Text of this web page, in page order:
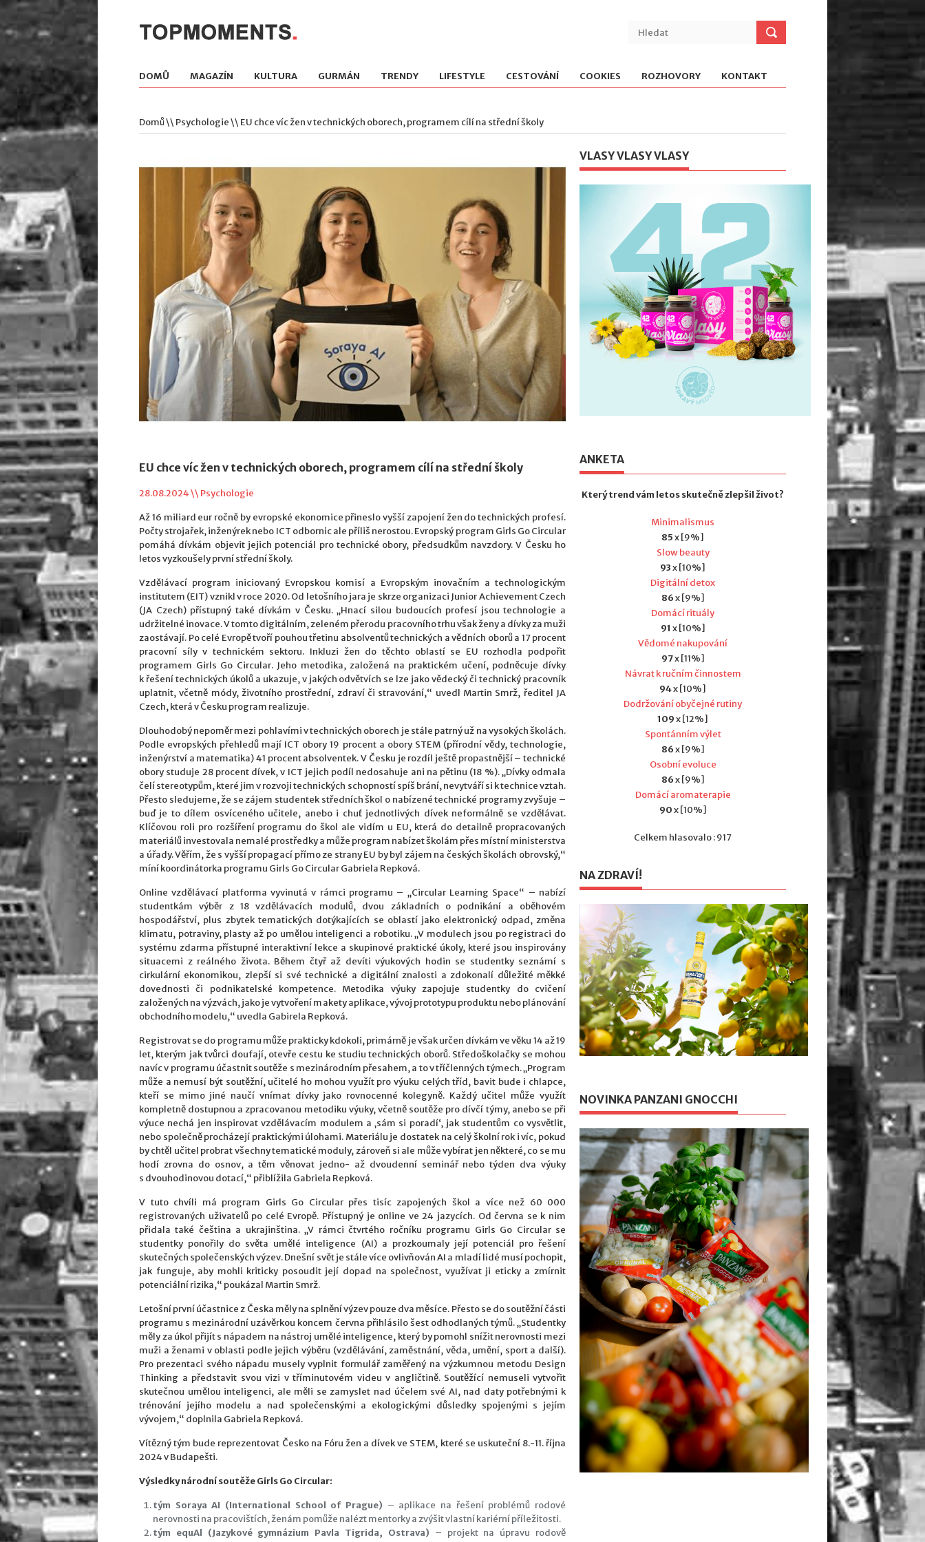
DOMŮ MAGAZÍN KULTURA GURMÁN TRENDY LIFESTYLE CESTOVÁNÍ COOKIES ROZHOVORY KONTAKT
Domů\\ Psychologie\\ EU chce víc žen v technických oborech, programem cílí na střední školy
EU chce víc žen v technických oborech, programem cílí na střední školy
28.08.2024 \\ Psychologie
Až 16 miliard eur ročně by evropské ekonomice přineslo vyšší zapojení žen do technických profesí.
Počty strojařek, inženýrek nebo ICT odbornic ale příliš nerostou. Evropský program Girls Go Circular
pomáhá dívkám objevit jejich potenciál pro technické obory, předsudkům navzdory. V Česku ho
letos vyzkoušely první střední školy.
Vzdělávací program iniciovaný Evropskou komisí a Evropským inovačním a technologickým
institutem (EIT) vznikl v roce 2020. Od letošního jara je skrze organizaci Junior Achievement Czech
(JA Czech) přístupný také dívkám v Česku. „Hnací silou budoucích profesí jsou technologie a
udržitelné inovace. V tomto digitálním, zeleném přerodu pracovního trhu však ženy a dívky za muži
zaostávají. Po celé Evropě tvoří pouhou třetinu absolventů technických a vědních oborů a 17 procent
pracovní síly v technickém sektoru. Inkluzi žen do těchto oblastí se EU rozhodla podpořit
programem Girls Go Circular. Jeho metodika, založená na praktickém učení, podněcuje dívky
k řešení technických úkolů a ukazuje, v jakých odvětvích se lze jako vědecký či technický pracovník
uplatnit, včetně módy, životního prostřední, zdraví či stravování,“ uvedl Martin Smrž, ředitel JA
Czech, která v Česku program realizuje.
Dlouhodobý nepoměr mezi pohlavími v technických oborech je stále patrný už na vysokých školách.
Podle evropských přehledů mají ICT obory 19 procent a obory STEM (přírodní vědy, technologie,
inženýrství a matematika) 41 procent absolventek. V Česku je rozdíl ještě propastnější – technické
obory studuje 28 procent dívek, v ICT jejich podíl nedosahuje ani na pětinu (18 %). „Dívky odmala
čelí stereotypům, které jim v rozvoji technických schopností spíš brání, nevytváří si k technice vztah.
Přesto sledujeme, že se zájem studentek středních škol o nabízené technické programy zvyšuje –
buď je to dílem osvíceného učitele, anebo i chuť jednotlivých dívek neformálně se vzdělávat.
Klíčovou roli pro rozšíření programu do škol ale vidím u EU, která do detailně propracovaných
materiálů investovala nemalé prostředky a může program nabízet školám přes místní ministerstva
a úřady. Věřím, že s vyšší propagací přímo ze strany EU by byl zájem na českých školách obrovský,“
míní koordinátorka programu Girls Go Circular Gabriela Repková.
Online vzdělávací platforma vyvinutá v rámci programu – „Circular Learning Space“ – nabízí
studentkám výběr z 18 vzdělávacích modulů, dvou základních o podnikání a oběhovém
hospodářství, plus zbytek tematických dotýkajících se oblastí jako elektronický odpad, změna
klimatu, potraviny, plasty až po umělou inteligenci a robotiku. „V modulech jsou po registraci do
systému zdarma přístupné interaktivní lekce a skupinové praktické úkoly, které jsou inspirovány
situacemi z reálného života. Během čtyř až devíti výukových hodin se studentky seznámí s
cirkulární ekonomikou, zlepší si své technické a digitální znalosti a zdokonalí důležité měkké
dovednosti či podnikatelské kompetence. Metodika výuky zapojuje studentky do cvičení
založených na výzvách, jako je vytvoření makety aplikace, vývoj prototypu produktu nebo plánování
obchodního modelu,“ uvedla Gabirela Repková.
Registrovat se do programu může prakticky kdokoli, primárně je však určen dívkám ve věku 14 až 19
let, kterým jak tvůrci doufají, otevře cestu ke studiu technických oborů. Středoškolačky se mohou
navíc v programu účastnit soutěže s mezinárodním přesahem, a to v tříčlenných týmech. „Program
může a nemusí být soutěžní, učitelé ho mohou využít pro výuku celých tříd, bavit bude i chlapce,
kteří se mimo jiné naučí vnímat dívky jako rovnocenné kolegyně. Každý učitel může využít
kompletně dostupnou a zpracovanou metodiku výuky, včetně soutěže pro dívčí týmy, anebo se při
výuce nechá jen inspirovat vzdělávacím modulem a ‚sám si poradí‘, jak studentům co vysvětlit,
nebo společně procházejí praktickými úlohami. Materiálu je dostatek na celý školní rok i víc, pokud
by chtěl učitel probrat všechny tematické moduly, zároveň si ale může vybírat jen některé, co se mu
hodí zrovna do osnov, a těm věnovat jedno- až dvoudenní seminář nebo týden dva výuky
s dvouhodinovou dotací,“ přiblížila Gabriela Repková.
V tuto chvíli má program Girls Go Circular přes tisíc zapojených škol a více než 60 000
registrovaných uživatelů po celé Evropě. Přístupný je online ve 24 jazycích. Od června se k nim
přidala také čeština a ukrajinština. „V rámci čtvrtého ročníku programu Girls Go Circular se
studentky ponořily do světa umělé inteligence (AI) a prozkoumaly její potenciál pro řešení
skutečných společenských výzev. Dnešní svět je stále více ovlivňován AI a mladí lidé musí pochopit,
jak funguje, aby mohli kriticky posoudit její dopad na společnost, využívat ji eticky a zmírnit
potenciální rizika,“ poukázal Martin Smrž.
Letošní první účastnice z Česka měly na splnění výzev pouze dva měsíce. Přesto se do soutěžní části
programu s mezinárodní uzávěrkou koncem června přihlásilo šest odhodlaných týmů. „Studentky
měly za úkol přijít s nápadem na nástroj umělé inteligence, který by pomohl snížit nerovnosti mezi
muži a ženami v oblasti podle jejich výběru (vzdělávání, zaměstnání, věda, umění, sport a další).
Pro prezentaci svého nápadu musely vyplnit formulář zaměřený na výzkumnou metodu Design
Thinking a představit svou vizi v tříminutovém videu v angličtině. Soutěžící nemuseli vytvořit
skutečnou umělou inteligenci, ale měli se zamyslet nad účelem své AI, nad daty potřebnými k
trénování jejího modelu a nad společenskými a ekologickými důsledky spojenými s jejím
vývojem,“ doplnila Gabriela Repková.
Vítězný tým bude reprezentovat Česko na Fóru žen a dívek ve STEM, které se uskuteční 8.-11. října
2024 v Budapešti.
Výsledky národní soutěže Girls Go Circular:
tým Soraya AI (International School of Prague) – aplikace na řešení problémů rodové
nerovnosti na pracovištích, ženám pomůže nalézt mentorky a zvýšit vlastní kariérní příležitosti.
tým equAl (Jazykové gymnázium Pavla Tigrida, Ostrava) – projekt na úpravu rodově
VLASY VLASY VLASY
ANKETA
Který trend vám letos skutečně zlepšil život?
Minimalismus
85x [9%]
Slow beauty
93x [10%]
Digitální detox
86x [9%]
Domácí rituály
91 x [10%]
Vědomé nakupování
97x [11%]
Návrat k ručním činnostem
94x [10%]
Dodržování obyčejné rutiny
109x [12%]
Spontánním výlet
86x [9%]
Osobní evoluce
86x [9%]
Domácí aromaterapie
90x [10%]
Celkem hlasovalo : 917
NA ZDRAVÍ!
NOVINKA PANZANI GNOCCHI